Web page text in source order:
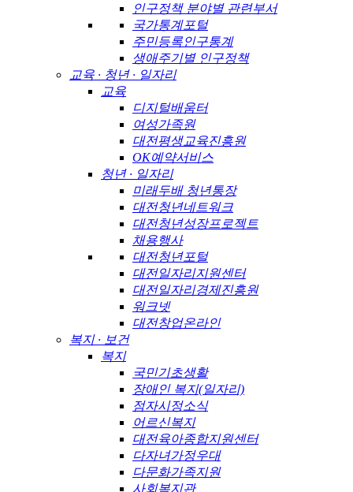
인구정책 분야별 관련부서
국가통계포털
주민등록인구통계
생애주기별 인구정책
교육 · 청년 · 일자리
교육
디지털배움터
여성가족원
대전평생교육진흥원
OK예약서비스
청년 · 일자리
미래두배 청년통장
대전청년네트워크
대전청년성장프로젝트
채용행사
대전청년포털
대전일자리지원센터
대전일자리경제진흥원
워크넷
대전창업온라인
복지 · 보건
복지
국민기초생활
장애인 복지(일자리)
점자시정소식
어르신복지
대전육아종합지원센터
다자녀가정우대
다문화가족지원
사회복지관